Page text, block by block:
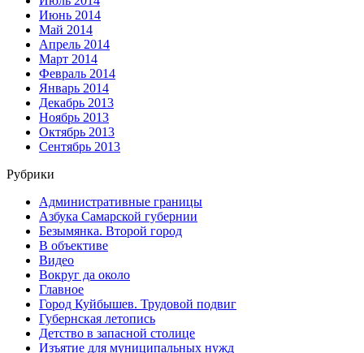
Июнь 2014
Май 2014
Апрель 2014
Март 2014
Февраль 2014
Январь 2014
Декабрь 2013
Ноябрь 2013
Октябрь 2013
Сентябрь 2013
Рубрики
Административные границы
Азбука Самарской губернии
Безымянка. Второй город
В объективе
Видео
Вокруг да около
Главное
Город Куйбышев. Трудовой подвиг
Губернская летопись
Детство в запасной столице
Изъятие для муниципальных нужд